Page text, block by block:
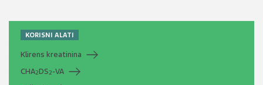
KORISNI ALATI
Klirens kreatinina
CHA2DS2-VA